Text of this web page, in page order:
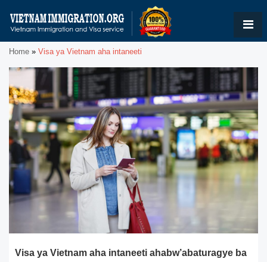
Home » Visa ya Vietnam aha intaneeti
Visa ya Vietnam aha intaneeti ahabw’abaturagye ba